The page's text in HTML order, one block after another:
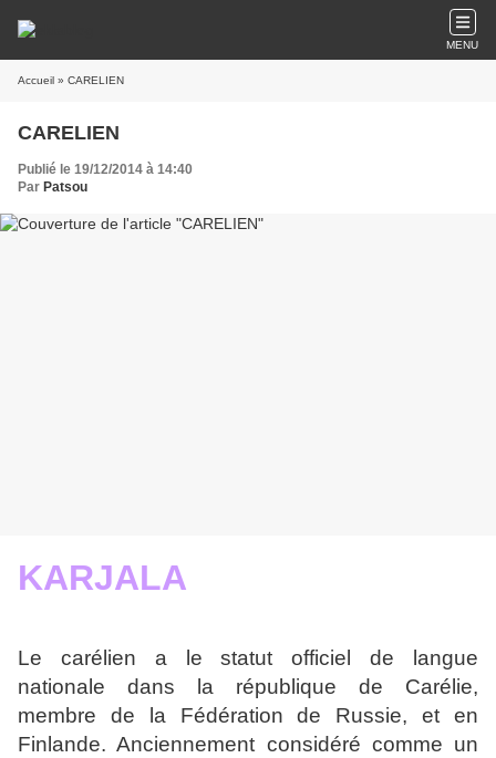
MENU
Accueil » CARELIEN
CARELIEN
Publié le 19/12/2014 à 14:40
Par Patsou
KARJALA
Le carélien a le statut officiel de langue
nationale dans la république de Carélie,
membre de la Fédération de Russie, et en
Finlande. Anciennement considéré comme un